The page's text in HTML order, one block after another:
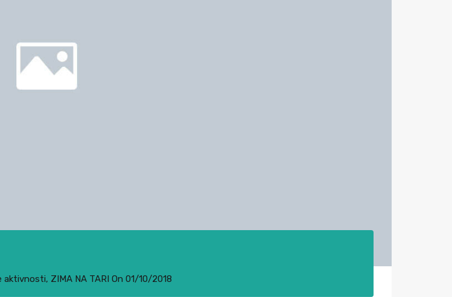
aktivnosti, ZIMA NA TARI On 01/10/2018